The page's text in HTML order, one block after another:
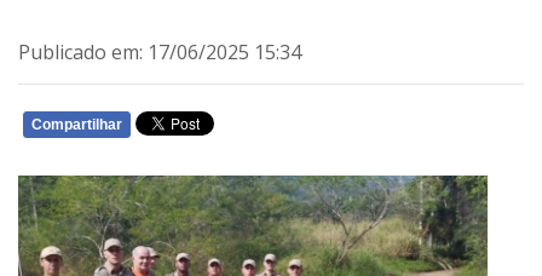
Publicado em: 17/06/2025 15:34
Compartilhar